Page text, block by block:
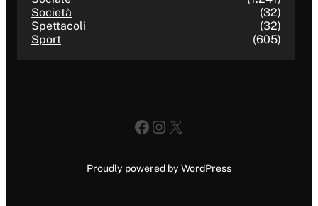
Società
(32)
Spettacoli
(32)
Sport
(605)
Facebook
Instagram
X
Proudly powered by WordPress